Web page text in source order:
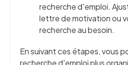
recherche d'emploi.
lettre de motivation ou
recherche au besoin.
En suivant ces étapes, vous
recherche d'emploi plus